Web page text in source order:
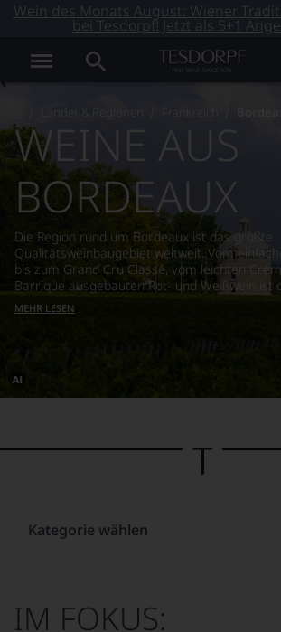
Wein des Monats August: Wiener
bei Tesdorpf! Jetzt als 5+1
Dieses
von
WEINE AUS
BORDEAUX
Die Region rund um Bordeaux ist das größte
Qualitätsweinbaugebiet weltweit. Vom
bis zum Grand Cru Classé, vom leichten
Barrique ausgebauten Rot- und Weißwein ist
MEHR LESEN
Kategorie wählen
IM FOKUS: